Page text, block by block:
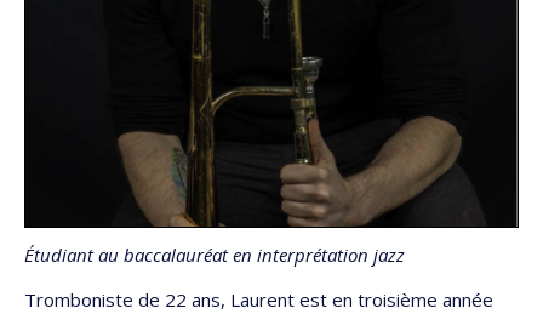
Étudiantau baccalauréat en interprétation jazz
Tromboniste de 22 ans, Laurent est en troisième année